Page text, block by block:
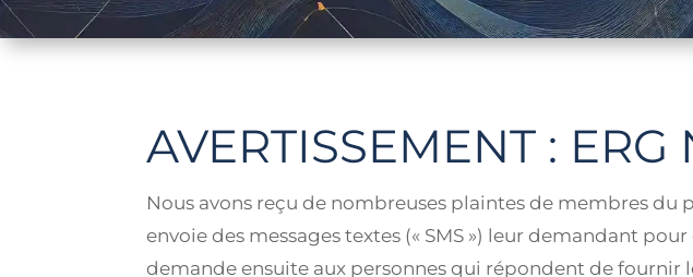
AVERTISSEMENT :
Nous avons reçu de nombreuses plaintes de membres du
envoie des messages textes (« SMS ») leur demandant
demande ensuite aux personnes qui répondent de fournir